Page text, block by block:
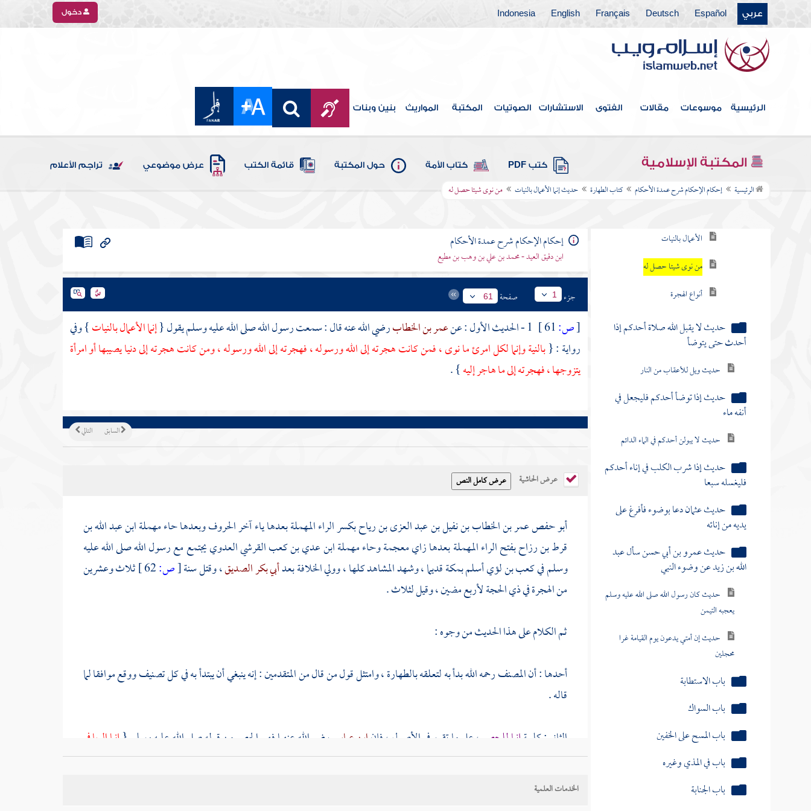
عربي Español
Deutsch
Français
English
Indonesia دخول
الرئيسية موسوعات مقالات الفتوى الاستشارات الصوتيات المكتبة المواريث بنين وبنات
المكتبة الإسلامية كتب PDF كتاب الأمة حول المكتبة قائمة الكتب عرض موضوعي تراجم الأعلام
الرئيسية إحكام الإحكام شرح عمدة الأحكام كتاب الطهارة حديث إنما الأعمال بالنيات من نوى شيئا حصل له
فهرس الكتاب
كتاب الطهارة
حديث إنما الأعمال بالنيات
الأعمال بالنيات
من نوى شيئا حصل له
أنواع الهجرة
حديث لا يقبل الله صلاة أحدكم إذا
أحدث حتى يتوضأ
حديث ويل للأعقاب من النار
حديث إذا توضأ أحدكم فليجعل في
أنفه ماء
حديث لا يبولن أحدكم في الماء الدائم
حديث إذا شرب الكلب في إناء أحدكم
فليغسله سبعا
حديث عثمان دعا بوضوء فأفرغ على
يديه من إنائه
حديث عمرو بن أبي حسن سأل عبد
الله بن زيد عن وضوء النبي
حديث كان رسول الله صلى الله عليه وسلم
يعجبه التيمن
حديث إن أمتي يدعون يوم القيامة غرا
محجلين
باب الاستطابة
باب السواك
باب المسح على الخفين
باب في المذي وغيره
باب الجنابة
إحكام الإحكام شرح عمدة الأحكام
ابن دقيق العيد - محمد بن علي بن وهب بن مطيع
جزء 1 صفحة 61
[ص: عمر بن الخطابرضي الله عنه قال : سمعت رسول الله صلى الله عليه وسلم يقول {إنما الأعمال بالنيات} وفي
رواية : {بالنية وإنما لكل امرئ ما نوى ، فمن كانت هجرته إلى الله ورسوله ، فهجرته إلى الله ورسوله ، ومن كانت هجرته إلى دنيا يصيبها أو امرأة
يتزوجها ، فهجرته إلى ما هاجر إليه} .
التالي السابق
عرض الحاشية
أبو حفص عمر بن الخطاب بن نفيل بن عبد العزى بن رياح بكسر الراء المهملة بعدها ياء آخر الحروف وبعدها حاء مهملة ابن عبد الله بن
قرط بن رزاح بفتح الراء المهملة بعدها زاي معجمة وحاء مهملة ابن عدي بن كعب القرشي العدوييجتمع مع رسول الله صلى الله عليه
وسلم فيكعب بن لؤيأسلمبمكةقديما ، وشهد المشاهد كلها ، وولي الخلافة بعدأبي بكر الصديق، وقتل سنة[ص:
ثلاث وعشرين
من الهجرة في ذي الحجة لأربع مضين ، وقيل لثلاث .
ثم الكلام على هذا الحديث من وجوه :
أحدها : أنالمصنفرحمه الله بدأ به لتعلقه بالطهارة ، وامتثل قول من قال من المتقدمين : إنه ينبغي أن يبتدأ به في كل تصنيف ووقع موافقا لما
قاله .
الثاني : كلمةإنما للحصر ، على ما تقرر في الأصول ، فإنابن عباس رضي الله عنهما فهم الحصر من قوله صلى الله عليه وسلم {إنما الربا في
النسيئة} وعورض بدليل آخر يقتضي تحريم ربا الفضل ، ولم يعارض في فهمه للحصر وفي ذلك اتفاق على أنها للحصر .
الخدمات العلمية